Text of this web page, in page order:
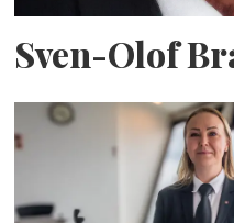
Sven-Olof